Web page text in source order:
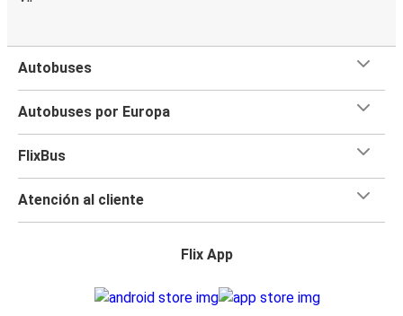
Autobuses
Autobuses por Europa
FlixBus
Atención al cliente
Flix App